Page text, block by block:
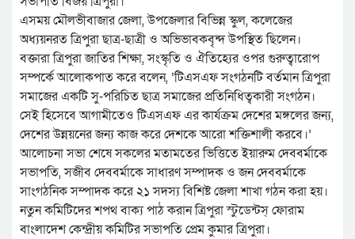
এসময় মৌলভীবাজার জেলা, উপজেলার বিভিন্ন স্কুল, কলেজের
অধ্যয়নরত ত্রিপুরা ছাত্র-ছাত্রী ও অভিভাবকবৃন্দ উপস্থিত ছিলেন।
বক্তারা ত্রিপুরা জাতির শিক্ষা, সংস্কৃতি ও ঐতিহ্যের ওপর গুরুত্বারোপ
সম্পর্কে আলোকপাত করে বলেন, ‘টিএসএফ সংগঠনটি বর্তমান ত্রিপুরা
সমাজের একটি সু-পরিচিত ছাত্র সমাজের প্রতিনিধিত্বকারী সংগঠন।
সেই হিসেবে আগামীতেও টিএসএফ এর কার্যক্রম দেশের মঙ্গলের জন্য,
দেশের উন্নয়নের জন্য কাজ করে দেশকে আরো শক্তিশালী করবে।’
আলোচনা সভা শেষে সকলের মতামতের ভিত্তিতে ইয়ারুম দেববর্মাকে
সভাপতি, সজীব দেববর্মাকে সাধারণ সম্পাদক ও জন দেববর্মাকে
সাংগঠনিক সম্পাদক করে ২১ সদস্য বিশিষ্ট জেলা শাখা গঠন করা হয়।
নতুন কমিটিদের শপথ বাক্য পাঠ করান ত্রিপুরা স্টুডেন্টস্ ফোরাম
বাংলাদেশ কেন্দ্রীয় কমিটির সভাপতি প্রেম কুমার ত্রিপুরা।